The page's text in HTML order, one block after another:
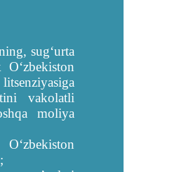
sugʻurta
vakolatli
moliya